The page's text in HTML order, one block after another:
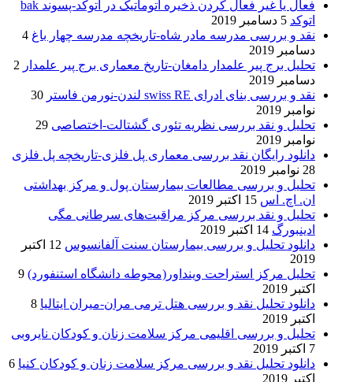
فعال یا غیر فعال کردن ذخیره اتوماتیک در اتوکد-پسوند bak
اتوکد 5 دسامبر 2019
نقد و بررسی مدرسه مادر شاه-تاریخچه مدرسه چهار باغ 4
دسامبر 2019
تحلیل برج پیر علمدار دامغان-تاریخ معماری برج پیر علمدار 2
دسامبر 2019
نقد و بررسی بنای ادرای swiss RE لندن-نورمن فاستر
30
نوامبر 2019
تحلیل و نقد بررسی نظریه تئوری گشتالت-اختصاصی 29
نوامبر 2019
دانلود رایگان نقد بررسی معماری پل فلزی-تاریخچه پل فلزی
28 نوامبر 2019
تحلیل و بررسی مطالعات بیمارستان پول و مرکز بهداشتی
ان. اچ. اس 15 اکتبر 2019
تحلیل و نقد بررسی مرکز مراقبت‌های سرطانی مگی
ادینبورگ 14 اکتبر 2019
دانلود تحلیل و بررسی بیمارستان سنت آلفانسوس
12 اکتبر
2019
تحلیل مرکز استراحت وینداور(محوطه دانشگاه استنفورد) 9
اکتبر 2019
دانلود تحلیل نقد و بررسی هتل ترمی مران-میران ایتالیا 8
اکتبر 2019
تحلیل و بررسی اقلیمی مرکز سلامت زنان و کودکان نایروبی
7 اکتبر 2019
دانلود تحلیل نقد و بررسی مرکز سلامت زنان و کودکان کنیا 6
اکتبر 2019